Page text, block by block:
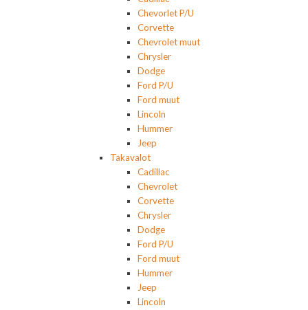
Chevorlet P/U
Corvette
Chevrolet muut
Chrysler
Dodge
Ford P/U
Ford muut
Lincoln
Hummer
Jeep
Takavalot
Cadillac
Chevrolet
Corvette
Chrysler
Dodge
Ford P/U
Ford muut
Hummer
Jeep
Lincoln